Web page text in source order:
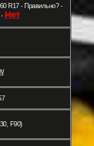
R17 - Правильно? -
Нет
F90)